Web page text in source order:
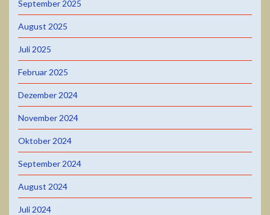
September 2025
August 2025
Juli 2025
Februar 2025
Dezember 2024
November 2024
Oktober 2024
September 2024
August 2024
Juli 2024